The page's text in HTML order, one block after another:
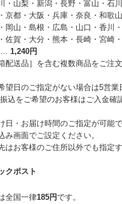
・山梨・新潟・長野・富山・石
京都・大阪・兵庫・奈良・和歌
岡山・島根・広島・山口・香川
佐賀・大分・熊本・長崎・宮崎
… 1,240円
箱配送品］を含む複数商品をご注
望日のご指定がない場合は5営業
込をご希望のお客様はご入金確
日・お届け時間のご指定が可能で
み画面でご設定ください。
はお客様のご住所以外でも指定
クポスト
全国一律185円です。